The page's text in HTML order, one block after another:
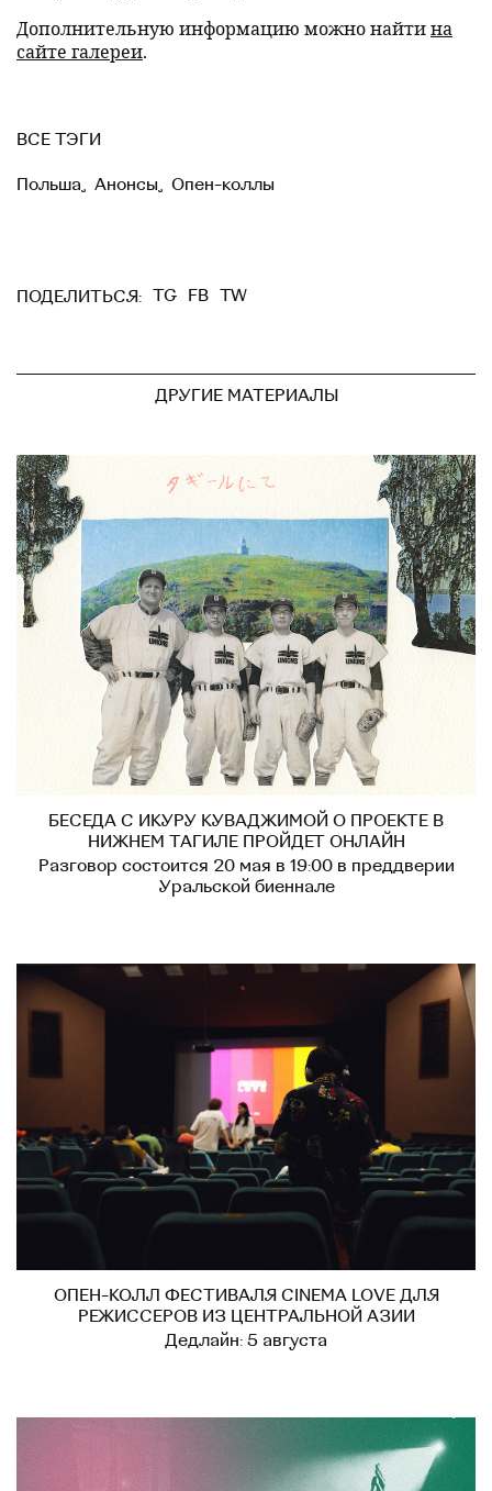
Дополнительную информацию можно найтина
сайте галереи.
ВСЕ ТЭГИ
Польша, Анонсы, Опен-коллы
ПОДЕЛИТЬСЯ: TG FB TW
ДРУГИЕ МАТЕРИАЛЫ
БЕСЕДА С ИКУРУ КУВАДЖИМОЙ О ПРОЕКТЕ В
НИЖНЕМ ТАГИЛЕ ПРОЙДЕТ ОНЛАЙН
Разговор состоится 20 мая в 19:00 в преддверии
Уральской биеннале
ОПЕН-КОЛЛ ФЕСТИВАЛЯ CINEMA LOVE ДЛЯ
РЕЖИССЕРОВ ИЗ ЦЕНТРАЛЬНОЙ АЗИИ
Дедлайн: 5 августа